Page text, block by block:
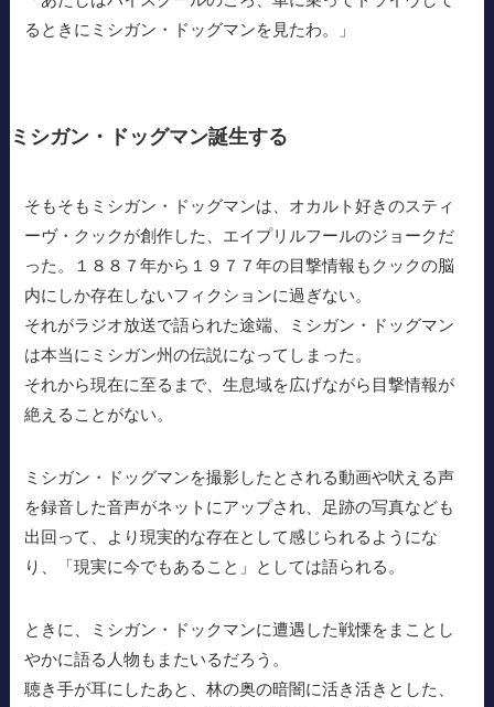
るときにミシガン・ドッグマンを見たわ。」
ミシガン・ドッグマン誕生する
そもそもミシガン・ドッグマンは、オカルト好きのスティ
ーヴ・クックが創作した、エイプリルフールのジョークだ
った。１８８７年から１９７７年の目撃情報もクックの脳
内にしか存在しないフィクションに過ぎない。
それがラジオ放送で語られた途端、ミシガン・ドッグマン
は本当にミシガン州の伝説になってしまった。
それから現在に至るまで、生息域を広げながら目撃情報が
絶えることがない。
ミシガン・ドッグマンを撮影したとされる動画や吠える声
を録音した音声がネットにアップされ、足跡の写真なども
出回って、より現実的な存在として感じられるようにな
り、「現実に今でもあること」としては語られる。
ときに、ミシガン・ドックマンに遭遇した戦慄をまことし
やかに語る人物もまたいるだろう。
聴き手が耳にしたあと、林の奥の暗闇に活き活きとした、